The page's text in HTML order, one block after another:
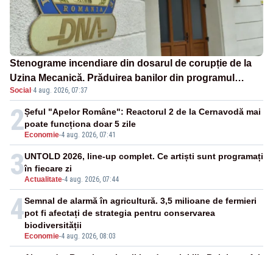
Stenograme incendiare din dosarul de corupție de la
Uzina Mecanică. Prăduirea banilor din programul
SAFE, interceptată de DNA
Social ·4 aug. 2026, 07:37
2 Economie-4 aug. 2026, 07:41
Șeful "Apelor Române": Reactorul 2 de la Cernavodă mai
poate funcționa doar 5 zile
3Actualitate-4 aug. 2026, 07:44
UNTOLD 2026, line-up complet. Ce artiști sunt programați
în fiecare zi
4
Economie-4 aug. 2026, 08:03
Semnal de alarmă în agricultură. 3,5 milioane de fermieri
pot fi afectați de strategia pentru conservarea
biodiversității